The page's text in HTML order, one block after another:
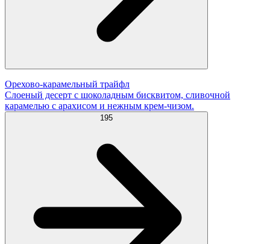
Орехово-карамельный трайфл
Слоеный десерт с шоколадным бисквитом, сливочной
карамелью с арахисом и нежным крем-чизом.
195